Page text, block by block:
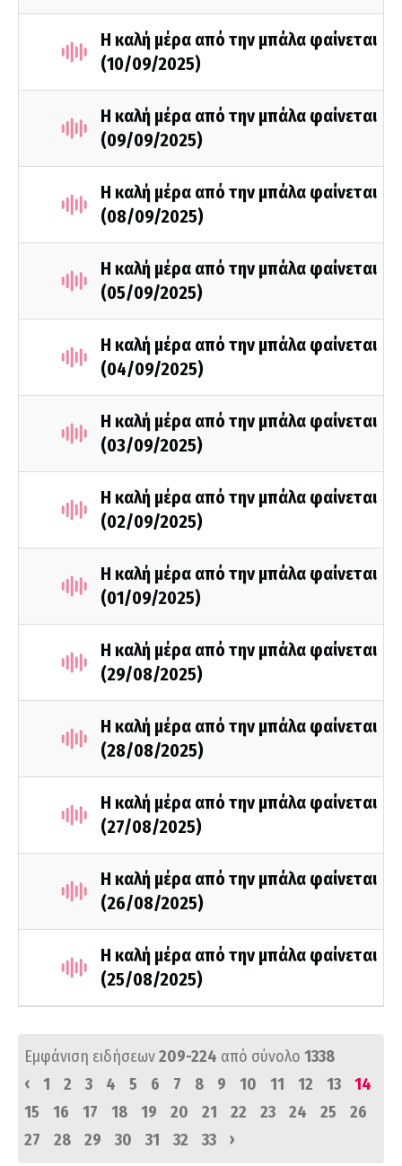
Η καλή μέρα από την μπάλα φαίνεται
(10/09/2025)
Η καλή μέρα από την μπάλα φαίνεται
(09/09/2025)
Η καλή μέρα από την μπάλα φαίνεται
(08/09/2025)
Η καλή μέρα από την μπάλα φαίνεται
(05/09/2025)
Η καλή μέρα από την μπάλα φαίνεται
(04/09/2025)
Η καλή μέρα από την μπάλα φαίνεται
(03/09/2025)
Η καλή μέρα από την μπάλα φαίνεται
(02/09/2025)
Η καλή μέρα από την μπάλα φαίνεται
(01/09/2025)
Η καλή μέρα από την μπάλα φαίνεται
(29/08/2025)
Η καλή μέρα από την μπάλα φαίνεται
(28/08/2025)
Η καλή μέρα από την μπάλα φαίνεται
(27/08/2025)
Η καλή μέρα από την μπάλα φαίνεται
(26/08/2025)
Η καλή μέρα από την μπάλα φαίνεται
(25/08/2025)
Εμφάνιση ειδήσεων209-224 από σύνολο 1338
‹
1 2 3 4 5 6 7 8 9 10 11 12 13
14
15
16 17 18 19 20 21 22 23 24 25
26
27
28 29 30 31 32 33 ›